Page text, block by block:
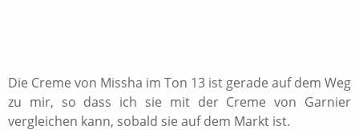
Die Creme von Missha im Ton 13 ist gerade auf dem Weg
zu mir, so dass ich sie mit der Creme von Garnier
vergleichen kann, sobald sie auf dem Markt ist.